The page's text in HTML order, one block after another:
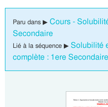
Paru dans ▶ Cours -
Secondaire
Lié à la séquence ▶ Solubilité
complète : 1ere Secondaire